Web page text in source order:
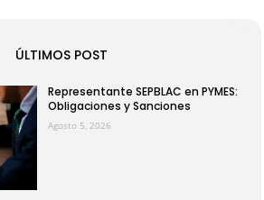
ÚLTIMOS POST
Representante SEPBLAC en PYMES:
Obligaciones y Sanciones
Agosto 5, 2026